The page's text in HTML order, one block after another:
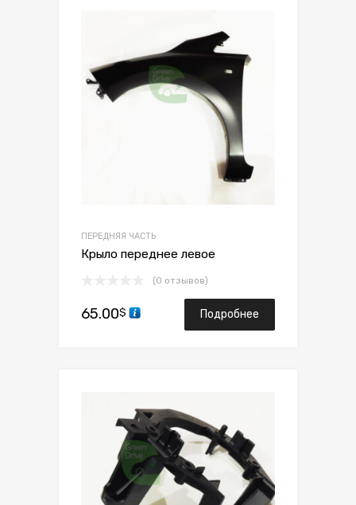
ПЕРЕДНЯЯ ЧАСТЬ
Крыло переднее левое
(0 отзывов)
65.00$ Подробнее